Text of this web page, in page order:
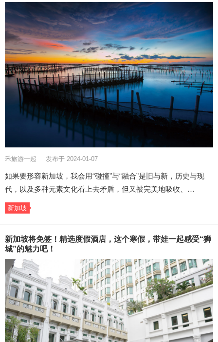
禾旅游一起 发布于 2024-01-07
如果要形容新加坡，我会用“碰撞”与“融合”是旧与新，历史与现
代，以及多种元素文化看上去矛盾，但又被完美地吸收、…
新加坡
新加坡将免签！精选度假酒店，这个寒假，带娃一起感受“狮
城”的魅力吧！